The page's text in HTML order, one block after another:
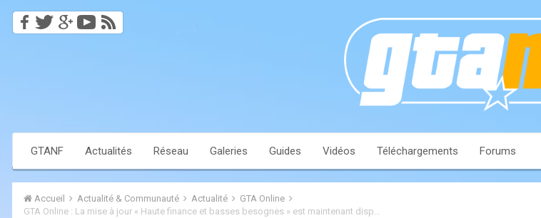
GTANF Actualités Réseau Galeries Guides Vidéos Téléchargements Forums
Accueil Actualité & Communauté Actualité
GTA Online
GTA Online : La mise à jour « Haute finance et basses besognes » est maintenant disponible